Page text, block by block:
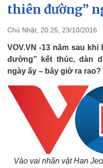
Đảng
Tổ chức nhân sự
Nhận diện sự thật
thiên đường”
Chủ Nhật, 20:25, 23/10/2016
VOV.VN -13 năm sau
đường” kết thúc, dàn
ngày ấy – bây giờ ra rao?
Vào vai nhân vật Han